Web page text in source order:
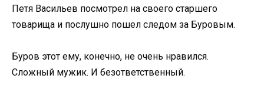
Петя Васильев посмотрел на своего старшего
товарища и послушно пошел следом за Буровым.
Буров этот ему, конечно, не очень нравился.
Сложный мужик. И безответственный.